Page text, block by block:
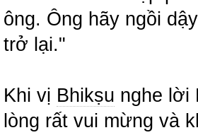
ông. Ông hãy ngồi
trở lại."
Khi vị Bhikṣu nghe lời
lòng rất vui mừng và